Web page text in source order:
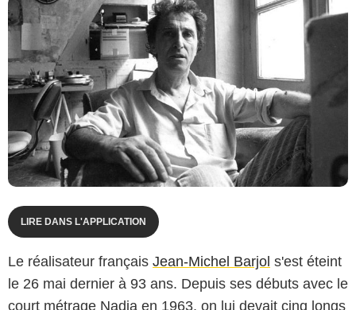
LIRE DANS L'APPLICATION
Le réalisateur français Jean-Michel Barjol s'est éteint
le 26 mai dernier à 93 ans. Depuis ses débuts avec le
court métrage Nadia en 1963, on lui devait cinq longs